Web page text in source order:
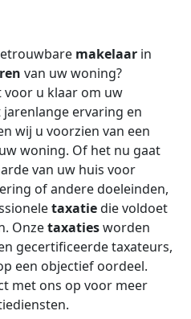
makelaar in
van uw woning?
voor u klaar om uw
ervaring en
wij u voorzien van een
woning. Of het nu gaat
van uw huis voor
of andere doeleinden,
taxatiedie voldoet
Onzetaxatiesworden
gecertificeerde taxateurs,
een objectief oordeel.
met ons op voor meer